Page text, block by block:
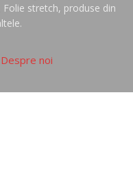
Folie stretch, produse din
Despre noi